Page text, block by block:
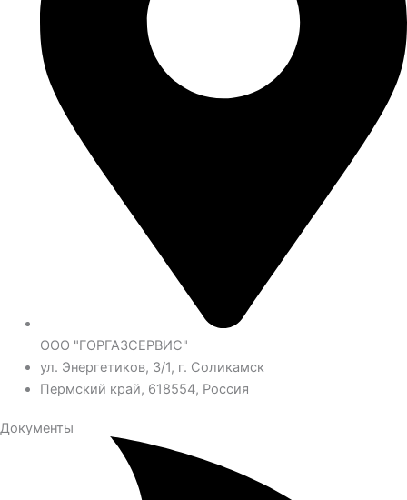
ООО "ГОРГАЗСЕРВИС"
ул. Энергетиков, 3/1, г. Соликамск
Пермский край, 618554, Россия
Документы